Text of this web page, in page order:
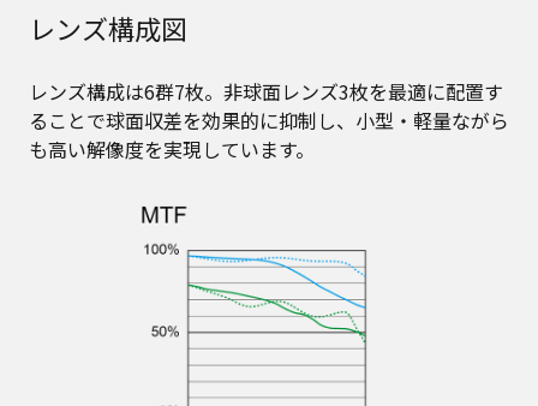
レンズ構成図
レンズ構成は6群7枚。非球面レンズ3枚を最適に配置す
ることで球面収差を効果的に抑制し、小型・軽量ながら
も高い解像度を実現しています。